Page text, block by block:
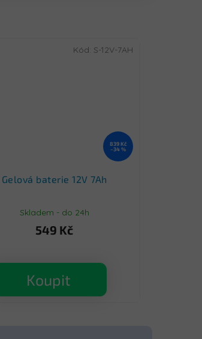
839 Kč
–34 %
Gelová baterie 12V 7Ah
Skladem - do 24h
549 Kč
Koupit
Kód: S-12V-7AH